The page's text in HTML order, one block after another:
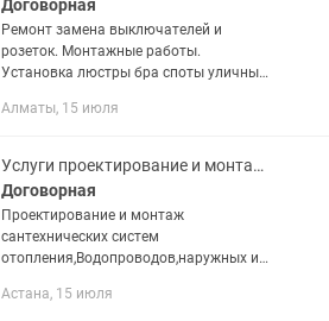
Договорная
Ремонт замена выключателей и
розеток. Монтажные работы.
Установка люстры бра споты уличные
замыкания. Замена автоматов. Сборка
счетчиков...
Алматы, 15 июля
Услуги проектирование и монтажа сантехнических,электрических работ
Договорная
Проектирование и монтаж
сантехнических систем
отопления,Водопроводов,наружных и
ключ.электро монтажные работы
Астана, 15 июля